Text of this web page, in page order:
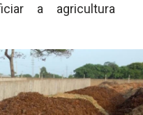
a agricultura